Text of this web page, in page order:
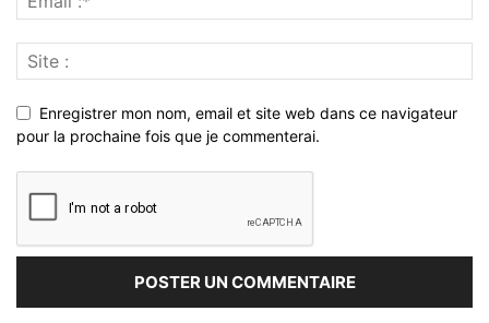
Enregistrer mon nom, email et site web dans ce navigateur
pour la prochaine fois que je commenterai.